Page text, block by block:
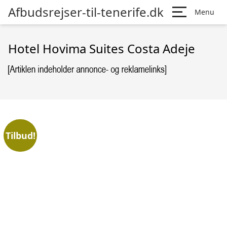
Afbudsrejser-til-tenerife.dk Menu
Hotel Hovima Suites Costa Adeje
Tilbud!